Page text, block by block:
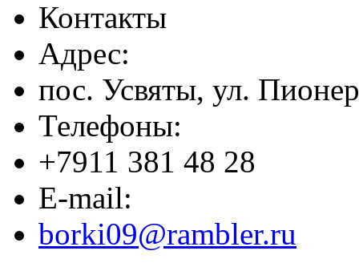
Контакты
Адрес:
пос. Усвяты, ул.
Телефоны:
+7911 381 48 28
E-mail:
borki09@rambler.ru